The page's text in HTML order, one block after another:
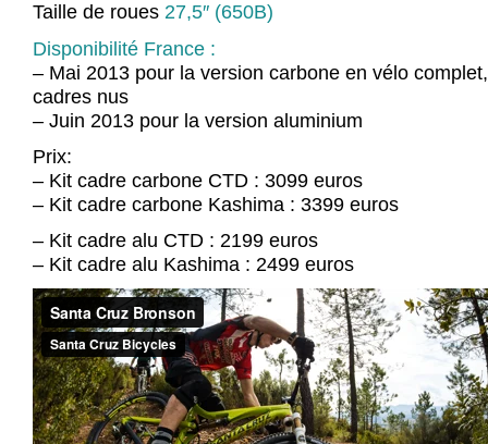
Taille de roues 27,5″ (650B)
Disponibilité France :
– Mai 2013 pour la version carbone en vélo
cadres nus
– Juin 2013 pour la version aluminium
Prix:
– Kit cadre carbone CTD : 3099 euros
– Kit cadre carbone Kashima : 3399 euros
– Kit cadre alu CTD : 2199 euros
– Kit cadre alu Kashima : 2499 euros